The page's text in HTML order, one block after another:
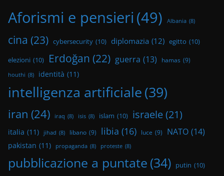
Aforismi e pensieri (49) Albania (8)
cina (23) cybersecurity (10) diplomazia (12) egitto (10)
elezioni (10) Erdoğan (22) guerra (13) hamas (9)
houthi (8) identità (11)
intelligenza artificiale(39)
iran (24) iraq (8) isis (8) islam (10) israele(21)
italia (11) jihad (8) libano (9) libia (16) luce (9) NATO (14)
pakistan (11) propaganda (8) proteste (8)
pubblicazione a puntate (34) putin (10)